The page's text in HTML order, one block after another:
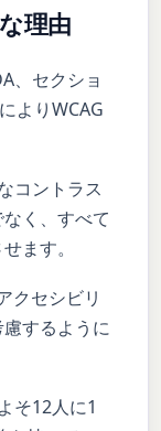
理由
、セクショ
よりWCAG
コントラス
く、すべて
ます。
クセシビリ
するように
そ12人に1